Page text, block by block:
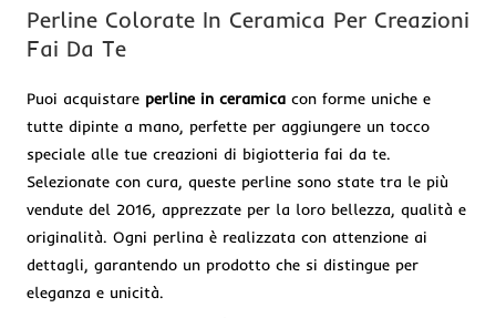
Perline Colorate In Ceramica Per Creazioni
Fai Da Te
Puoi acquistare perline in ceramica con forme uniche e
tutte dipinte a mano, perfette per aggiungere un tocco
speciale alle tue creazioni di bigiotteria fai da te.
Selezionate con cura, queste perline sono state tra le più
vendute del 2016, apprezzate per la loro bellezza, qualità e
originalità. Ogni perlina è realizzata con attenzione ai
dettagli, garantendo un prodotto che si distingue per
eleganza e unicità.